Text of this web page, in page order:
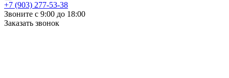
+7 (903) 277-53-38
Звоните с 9:00 до 18:00
Заказать звонок